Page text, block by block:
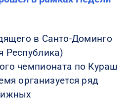
в Санто-Доминго
Республика)
чемпионата по Кураш
организуется ряд